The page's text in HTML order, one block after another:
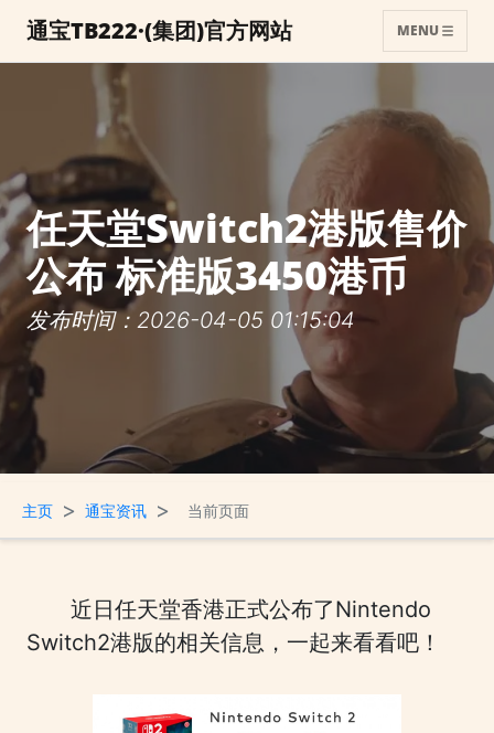
通宝TB222·(集团)官方网站 MENU
任天堂Switch2港版售价
公布 标准版3450港币
发布时间：2026-04-05 01:15:04
主页 > 通宝资讯 > 当前页面
近日任天堂香港正式公布了Nintendo
Switch2港版的相关信息，一起来看看吧！